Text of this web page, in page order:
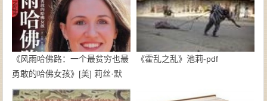
《风雨哈佛路：一个最贫穷也最
勇敢的哈佛女孩》[美] 莉丝·默
里-mobi
《霍乱之乱》池莉-pdf